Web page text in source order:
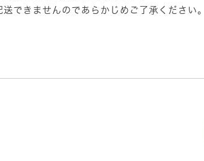
できませんのであらかじめご了承ください。